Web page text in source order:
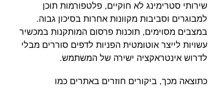
שירותי סטרימינג לא חוקיים, פלטפורמות תוכן
למבוגרים וסביבות מקוונות אחרות בסיכון גבוה.
במצבים מסוימים, תוכנות פרסום המותקנות במכשיר
עשויות לייצר אוטומטית הפניות לדפים סוררים מבלי
לדרוש אינטראקציה ישירה של המשתמש.
כתוצאה מכך, ביקורים חוזרים באתרים כמו